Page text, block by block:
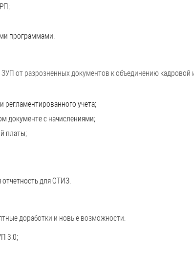
программами.
от разрозненных документов к объединению
учета;
документе с начислениями;
платы;
отчетность для ОТИЗ.
доработки и новые возможности:
3.0;